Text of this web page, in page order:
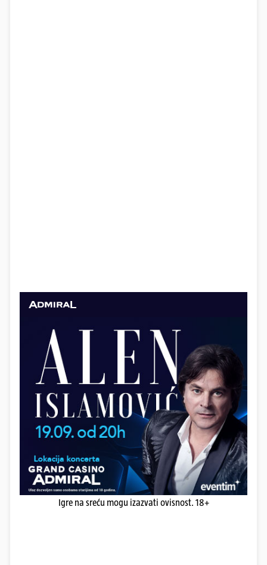
Igre na sreću mogu izazvati ovisnost. 18+